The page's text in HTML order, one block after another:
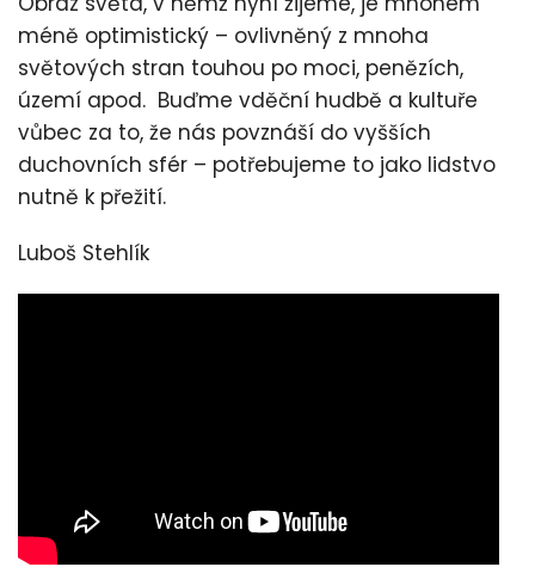
méně optimistický – ovlivněný z mnoha
světových stran touhou po moci, penězích,
území apod. Buďme vděční hudbě a kultuře
vůbec za to, že nás povznáší do vyšších
duchovních sfér – potřebujeme to jako lidstvo
nutně k přežití.
Luboš Stehlík